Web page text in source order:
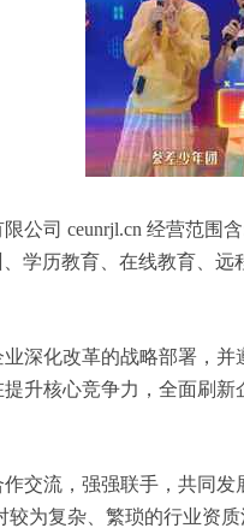
公司 ceunrjl.cn 经营范
学历教育、在线教育、
深化改革的战略部署，
升核心竞争力，全面刷
交流，强强联手，共同
为复杂、繁琐的行业资